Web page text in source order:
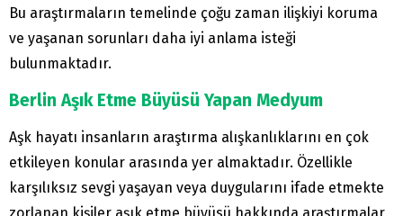
Bu araştırmaların temelinde çoğu zaman ilişkiyi koruma
ve yaşanan sorunları daha iyi anlama isteği
bulunmaktadır.
Berlin Aşık Etme Büyüsü Yapan Medyum
Aşk hayatı insanların araştırma alışkanlıklarını en çok
etkileyen konular arasında yer almaktadır. Özellikle
karşılıksız sevgi yaşayan veya duygularını ifade etmekte